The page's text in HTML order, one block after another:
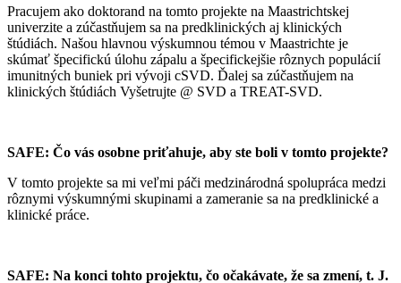
Pracujem ako doktorand na tomto projekte na Maastrichtskej
univerzite a zúčastňujem sa na predklinických aj klinických
štúdiách. Našou hlavnou výskumnou témou v Maastrichte je
skúmať špecifickú úlohu zápalu a špecifickejšie rôznych populácií
imunitných buniek pri vývoji cSVD. Ďalej sa zúčastňujem na
klinických štúdiách Vyšetrujte @ SVD a TREAT-SVD.
SAFE: Čo vás osobne priťahuje, aby ste boli v tomto projekte?
V tomto projekte sa mi veľmi páči medzinárodná spolupráca medzi
rôznymi výskumnými skupinami a zameranie sa na predklinické a
klinické práce.
SAFE: Na konci tohto projektu, čo očakávate, že sa zmení, t. J.